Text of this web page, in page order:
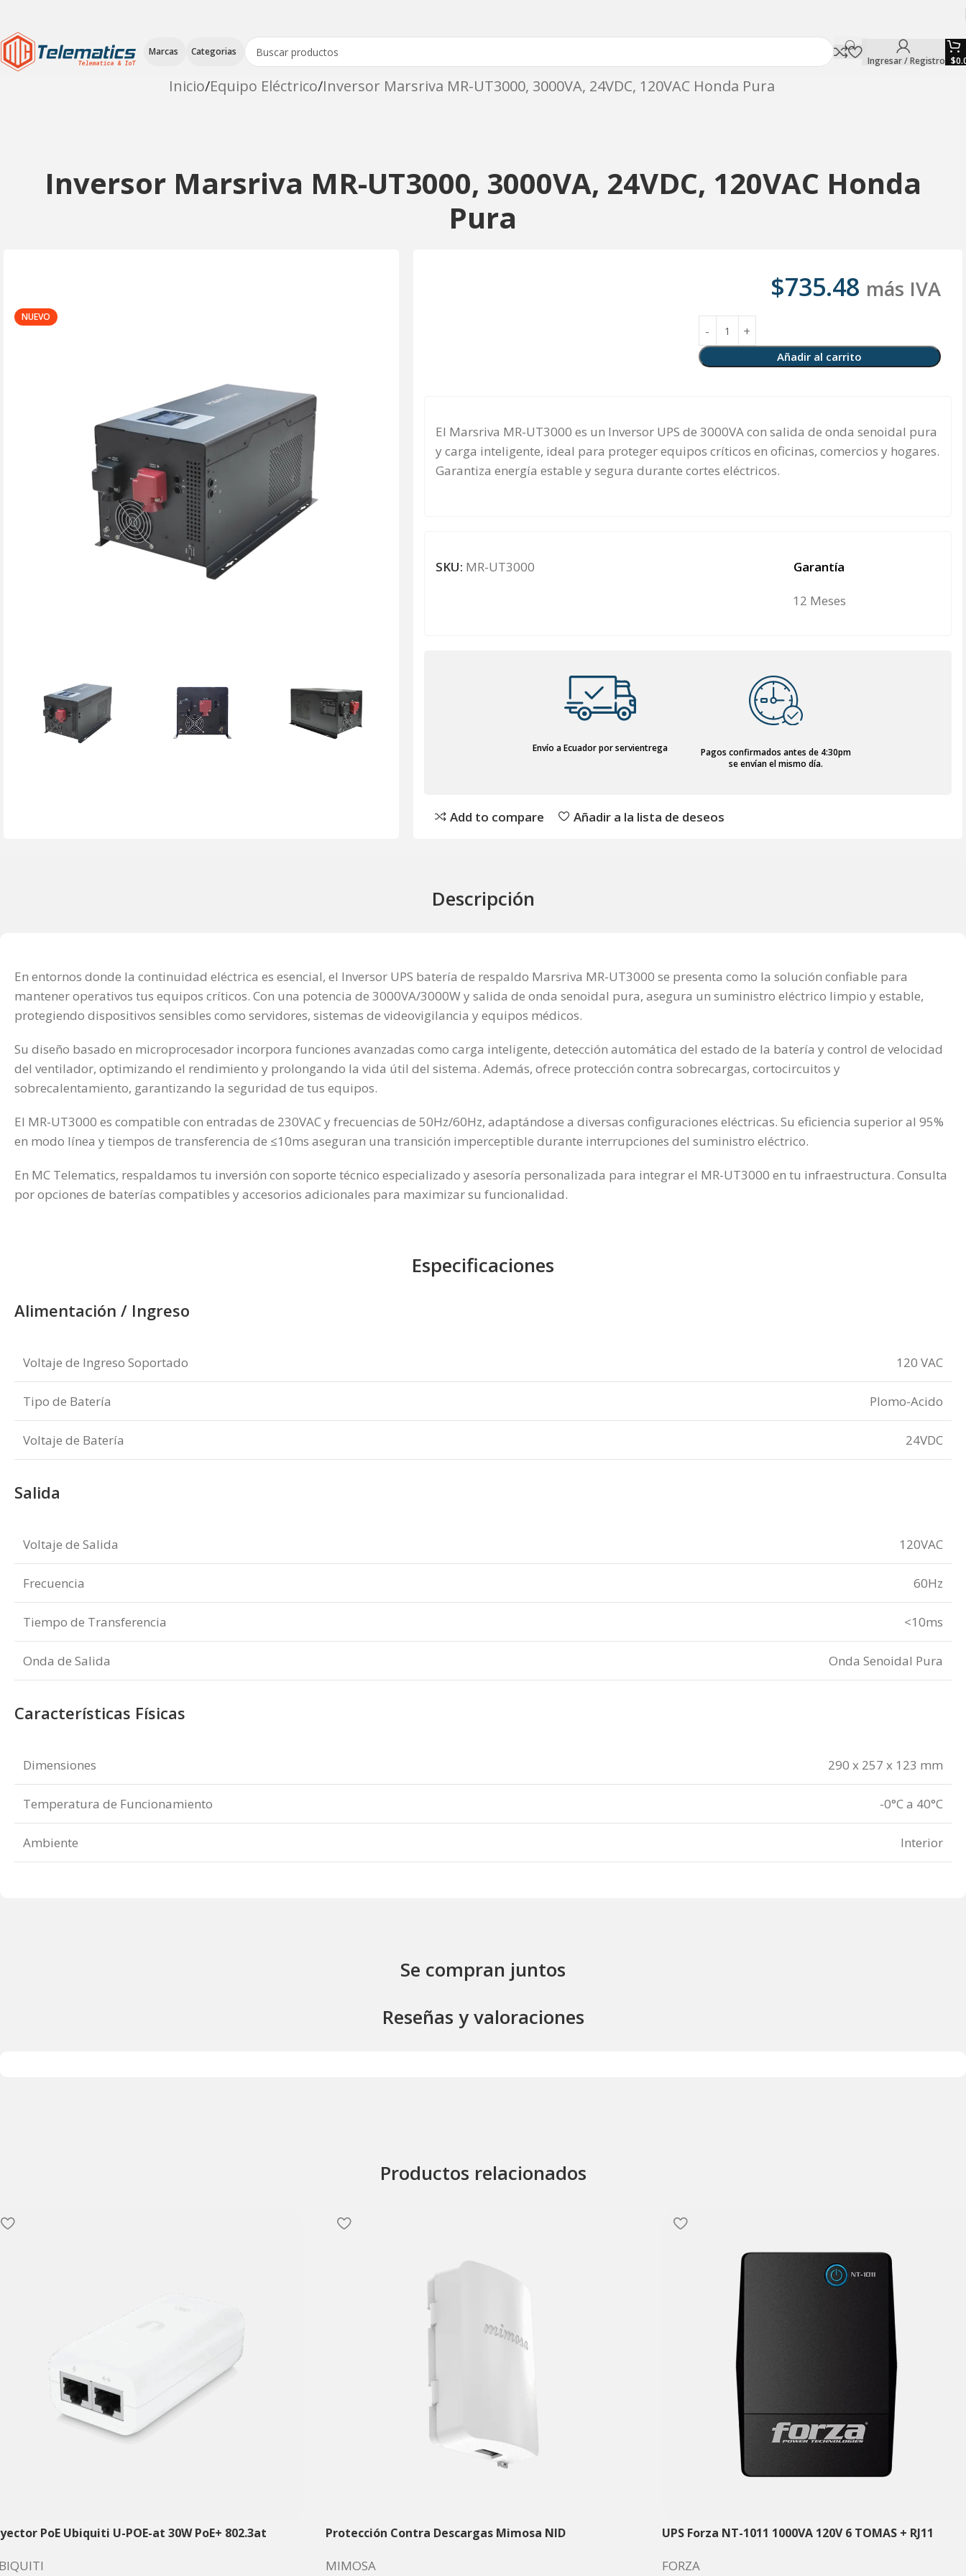
Marcas Categorias
Ingresar / Registro $
Inicio Equipo Eléctrico Inversor Marsriva MR-UT3000, 3000VA, 24VDC, 120VAC Honda Pura
Inversor Marsriva MR-UT3000, 3000VA, 24VDC, 120VAC Honda
Pura
NUEVO
$735.48 más IVA
Añadir al carrito
El Marsriva MR-UT3000 es un Inversor UPS de 3000VA con salida de onda senoidal pura
y carga inteligente, ideal para proteger equipos críticos en oficinas, comercios y hogares.
Garantiza energía estable y segura durante cortes eléctricos.
SKU: MR-UT3000 Garantía
12 Meses
Envío a Ecuador por servientrega
Pagos confirmados antes de 4:30pm
se envían el mismo día.
Add to compare Añadir a la lista de deseos
Descripción
En entornos donde la continuidad eléctrica es esencial, el Inversor UPS batería de respaldo Marsriva MR-UT3000 se presenta como la solución confiable para
mantener operativos tus equipos críticos. Con una potencia de 3000VA/3000W y salida de onda senoidal pura, asegura un suministro eléctrico limpio y estable,
protegiendo dispositivos sensibles como servidores, sistemas de videovigilancia y equipos médicos.
Su diseño basado en microprocesador incorpora funciones avanzadas como carga inteligente, detección automática del estado de la batería y control de velocidad
del ventilador, optimizando el rendimiento y prolongando la vida útil del sistema. Además, ofrece protección contra sobrecargas, cortocircuitos y
sobrecalentamiento, garantizando la seguridad de tus equipos.
El MR-UT3000 es compatible con entradas de 230VAC y frecuencias de 50Hz/60Hz, adaptándose a diversas configuraciones eléctricas. Su eficiencia superior al 95%
en modo línea y tiempos de transferencia de ≤10ms aseguran una transición imperceptible durante interrupciones del suministro eléctrico.
En MC Telematics, respaldamos tu inversión con soporte técnico especializado y asesoría personalizada para integrar el MR-UT3000 en tu infraestructura. Consulta
por opciones de baterías compatibles y accesorios adicionales para maximizar su funcionalidad.
Especificaciones
Alimentación / Ingreso
Voltaje de Ingreso Soportado 120 VAC
Tipo de Batería Plomo-Acido
Voltaje de Batería 24VDC
Salida
Voltaje de Salida 120VAC
Frecuencia 60Hz
Tiempo de Transferencia <10ms
Onda de Salida Onda Senoidal Pura
Características Físicas
Dimensiones 290 x 257 x 123 mm
Temperatura de Funcionamiento -0°C a 40°C
Ambiente Interior
Se compran juntos
Reseñas y valoraciones
Productos relacionados
PoE Ubiquiti U-POE-at 30W PoE+ 802.3at Protección Contra Descargas Mimosa NID
MIMOSA
UPS Forza NT-1011 1000VA 120V 6 TOMAS + RJ11
FORZA